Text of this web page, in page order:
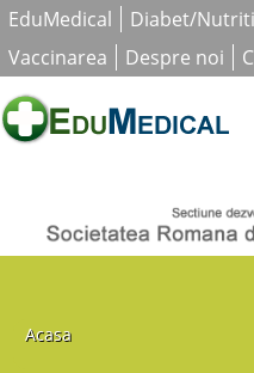
EduMedical Diabet/
Vaccinarea
Despre noi
Acasa